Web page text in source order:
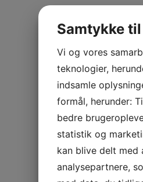
Samtykke
Vi og vores
teknologier,
indsamle
formål, herunder:
bedre
statistik og
kan blive delt med
analysepartnere,